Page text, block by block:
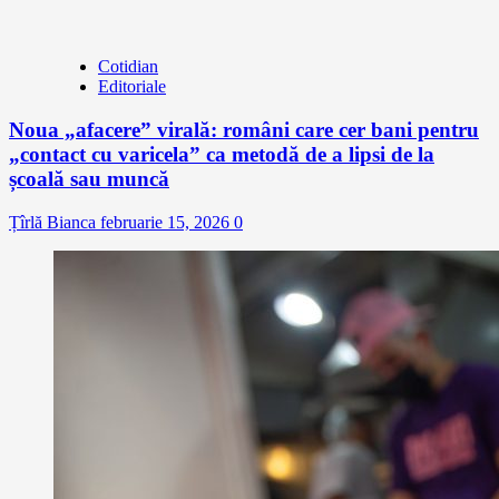
Cotidian
Editoriale
Noua „afacere” virală: români care cer bani pentru
„contact cu varicela” ca metodă de a lipsi de la
școală sau muncă
Țîrlă Bianca februarie 15, 2026 0